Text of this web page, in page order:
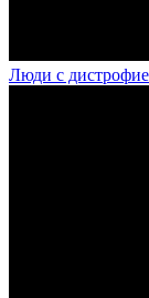
Люди с